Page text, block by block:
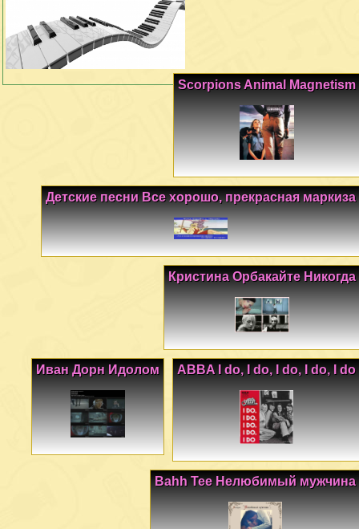
Scorpions Animal Magnetism
Детские песни Все хорошо, прекрасная маркиза
Кристина Орбакайте Никогда
ABBA I do, I do, I do, I do, I do
Иван Дорн Идолом
Bahh Tee Нелюбимый мужчина